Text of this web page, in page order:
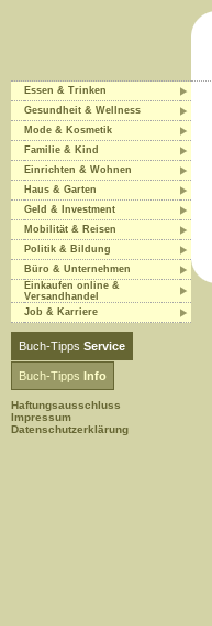
Essen & Trinken
Gesundheit & Wellness
Mode & Kosmetik
Familie & Kind
Einrichten & Wohnen
Haus & Garten
Geld & Investment
Mobilität & Reisen
Politik & Bildung
Büro & Unternehmen
Einkaufen online &
Versandhandel
Job & Karriere
Buch-Tipps Service
Buch-Tipps Info
Haftungsausschluss
Impressum
Datenschutzerklärung